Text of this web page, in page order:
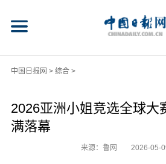
中国日报网 > 综合>
2026亚洲小姐竞选全球大
满落幕
来源：鲁网 2026-05-